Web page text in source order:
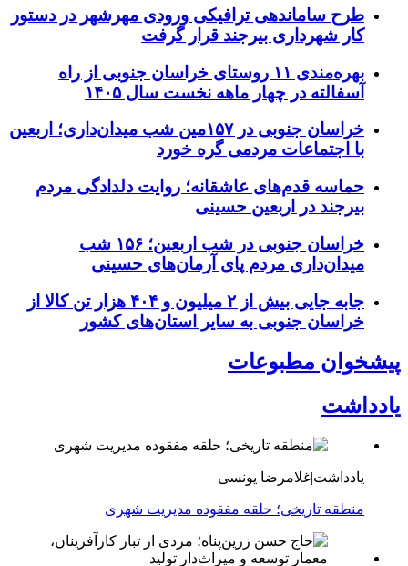
طرح ساماندهی ترافیکی ورودی مهرشهر در دستور
کار شهرداری بیرجند قرار گرفت
بهره‌مندی ۱۱ روستای خراسان جنوبی از راه
آسفالته در چهار ماهه نخست سال ۱۴۰۵
خراسان جنوبی در ۱۵۷مین شب میدان‌داری؛ اربعین
با اجتماعات مردمی گره خورد
حماسه قدم‌های عاشقانه؛ روایت دلدادگی مردم
بیرجند در اربعین حسینی
خراسان جنوبی در شب اربعین؛ ۱۵۶ شب
میدان‌داری مردم پای آرمان‌های حسینی
جابه جایی بیش از ۲ میلیون و ۴۰۴ هزار تن کالا از
خراسان جنوبی به سایر استان‌های کشور
پیشخوان مطبوعات
یادداشت
یادداشت|غلامرضا یونسی
منطقه تاریخی؛ حلقه مفقوده مدیریت شهری